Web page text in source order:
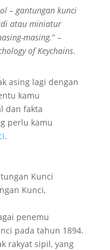
– gantungan kunci
atau miniatur
masing.” –
of Keychains.
asing lagi dengan
kamu
dan fakta
perlu kamu
.
Kunci,
penemu
pada tahun 1894.
rakyat sipil, yang